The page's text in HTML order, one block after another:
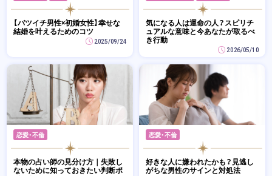
【バツイチ男性×初婚女性】幸せな
結婚を叶えるためのコツ
2025/09/24
気になる人は運命の人？スピリチ
ュアルな意味と今あなたが取るべ
き行動
2026/05/10
恋愛・不倫
本物の占い師の見分け方｜失敗し
ないために知っておきたい判断ポ
恋愛・不倫
好きな人に嫌われたかも？見逃し
がちな男性のサインと対処法